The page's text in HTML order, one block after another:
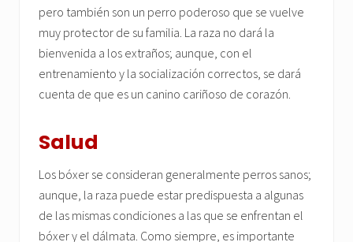
pero también son un perro poderoso que se vuelve
muy protector de su familia. La raza no dará la
bienvenida a los extraños; aunque, con el
entrenamiento y la socialización correctos, se dará
cuenta de que es un canino cariñoso de corazón.
Salud
Los bóxer se consideran generalmente perros sanos;
aunque, la raza puede estar predispuesta a algunas
de las mismas condiciones a las que se enfrentan el
bóxer y el dálmata. Como siempre, es importante